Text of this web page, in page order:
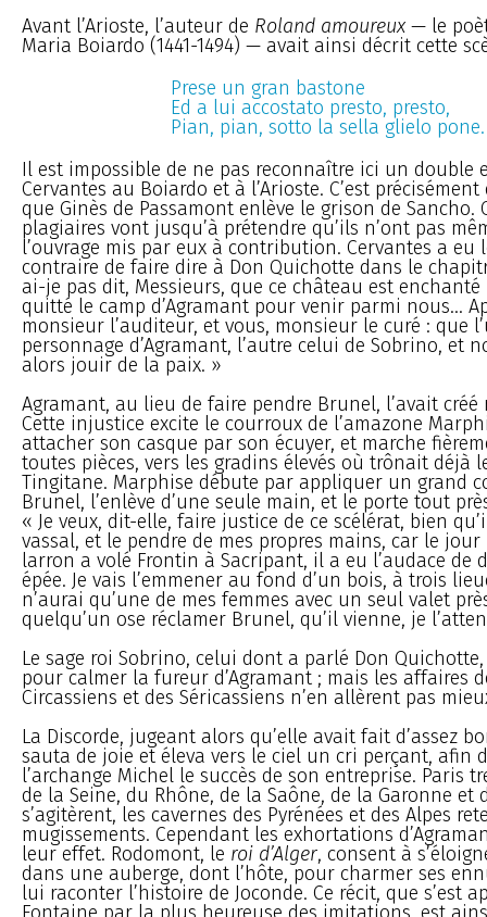
Avant l’Arioste, l’auteur de Roland amoureux — le
Maria Boiardo (1441-1494) — avait ainsi décrit cette
Prese un gran bastone
Ed a lui accostato presto, presto,
Pian, pian, sotto la sella glielo pone.
Il est impossible de ne pas reconnaître ici un double
Cervantes au Boiardo et à l’Arioste. C’est
que Ginès de Passamont enlève le grison de Sancho.
plagiaires vont jusqu’à prétendre qu’ils n’ont pas
l’ouvrage mis par eux à contribution. Cervantes a eu
contraire de faire dire à Don Quichotte dans le
ai-je pas dit, Messieurs, que ce château est enchanté
quitté le camp d’Agramant pour venir parmi nous...
monsieur l’auditeur, et vous, monsieur le curé : que
personnage d’Agramant, l’autre celui de Sobrino, et
alors jouir de la paix. »
Agramant, au lieu de faire pendre Brunel, l’avait
Cette injustice excite le courroux de l’amazone
attacher son casque par son écuyer, et marche
toutes pièces, vers les gradins élevés où trônait déjà
Tingitane. Marphise débute par appliquer un grand
Brunel, l’enlève d’une seule main, et le porte tout
« Je veux, dit-elle, faire justice de ce scélérat, bien
vassal, et le pendre de mes propres mains, car le jour
larron a volé Frontin à Sacripant, il a eu l’audace de
épée. Je vais l’emmener au fond d’un bois, à trois
n’aurai qu’une de mes femmes avec un seul valet
quelqu’un ose réclamer Brunel, qu’il vienne, je
Le sage roi Sobrino, celui dont a parlé Don
pour calmer la fureur d’Agramant ; mais les affaires
Circassiens et des Séricassiens n’en allèrent pas
La Discorde, jugeant alors qu’elle avait fait d’assez
sauta de joie et éleva vers le ciel un cri perçant, afin
l’archange Michel le succès de son entreprise. Paris
de la Seine, du Rhône, de la Saône, de la Garonne et
s’agitèrent, les cavernes des Pyrénées et des Alpes
mugissements. Cependant les exhortations
leur effet. Rodomont, le roi d’Alger, consent à
dans une auberge, dont l’hôte, pour charmer ses
lui raconter l’histoire de Joconde. Ce récit, que s’est